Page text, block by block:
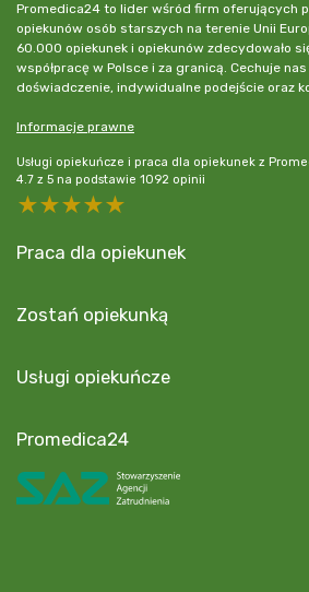
Promedica24 to lider wśród firm oferujących
opiekunów osób starszych na terenie Unii
60.000 opiekunek i opiekunów zdecydowało
współpracę w Polsce i za granicą. Cechuje
doświadczenie, indywidualne podejście oraz
Informacje prawne
Usługi opiekuńcze i praca dla opiekunek z
4.7 z 5 na podstawie 1092 opinii
5 stars
4 stars
3 stars
2 stars
Praca dla opiekunek
Zostań opiekunką
Usługi opiekuńcze
Promedica24